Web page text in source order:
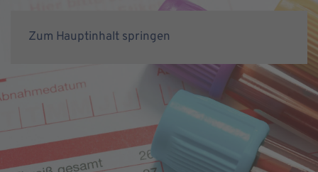
Zum Hauptinhalt springen